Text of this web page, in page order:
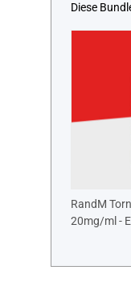
Diese
RandM
20mg/ml -